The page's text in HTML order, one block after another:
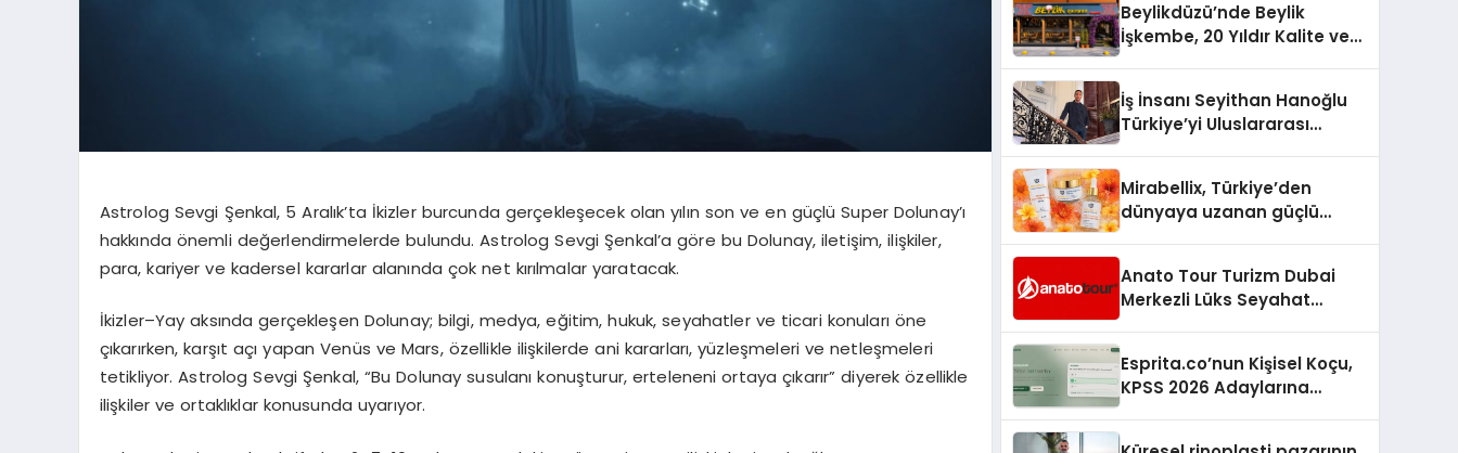
Astrolog Sevgi Şenkal, 5 Aralık’ta İkizler burcunda gerçekleşecek olanyılın son ve en güçlü Super Dolunay’ı
hakkında önemli değerlendirmelerde bulundu. Astrolog Sevgi Şenkal’a göre bu Dolunay, iletişim, ilişkiler,
para, kariyer ve kadersel kararlaralanında çok net kırılmalar yaratacak.
İkizler–Yay aksında gerçekleşen Dolunay; bilgi, medya, eğitim, hukuk, seyahatler ve ticari konuları öne
çıkarırken, karşıt açı yapanVenüs ve Mars, özellikle ilişkilerde ani kararları, yüzleşmeleri ve netleşmeleri
tetikliyor. Astrolog Sevgi Şenkal, “Bu Dolunay susulanı konuşturur, erteleneni ortaya çıkarır” diyerek özellikle
ilişkiler ve ortaklıklar konusunda uyarıyor.
Beylikdüzü’nde Beylik
İşkembe, 20 Yıldır Kalite ve
İş İnsanı Seyithan Hanoğlu
Türkiye’yi Uluslararası
Mirabellix, Türkiye’den
dünyaya uzanan güçlü
Anato Tour Turizm Dubai
Merkezli Lüks Seyahat
Esprita.co’nun Kişisel Koçu,
KPSS 2026 Adaylarına